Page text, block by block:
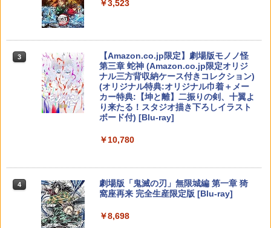
ch2】 POT-P-AAF6C
￥7,757
ポケモン 【Switch2】ぽこ あ ポケモン
[POT-P-AAB5A NSW2 ポコ ア ポケモン]
￥7,880
【特典】ほの暮しの庭 switch2版(【初
お役立ちセット)
￥3,484
【中古】ドラゴンクエストX 目覚めし五
つの種族 オフラインソフト:プレイステ
ーション5ソフト／ロールプレイング・
ゲーム
STRASSE キャスター8個セット レーシ
ングコックピット[RCZ01/RCZ02]に取付
可 ストッパー付き 固定 移動 ハンコン設
3
【中古】ポケパーク2 ~Beyond the Wor
￥483
【SFC互換機/SFC用】連コン16＜レッド
スイッチ2かわいい Nintendo 対応 スイ
産限定版 ブックレット・イラストカー
督】
￥1,926
【中古】【Blu−ray】To LOVEる−とら
ぶる−ダークネス 2nd 第2巻 初回生
産限定版 ブックレット・イラストカー
督】
￥3,687
3 Nintendo Switch 2(日本語・国内専用)
￥56,068
ニンテンドープリペイド番号 9000円|オ
ンラインコード版
￥9,000
ニンテンドープリペイド番号 5000円|オ
ンラインコード版
￥7,286
3
【純正品】ディスクドライブ(CFI-ZDD1
J) PlayStation 5
￥11,849
トローラー ミッドナイト ブラック(CFI-
【純正品】DualSense ワイヤレスコン
3
【純正品】Xbox ワイヤレス コントロー
￥8,020
【純正品】Xbox 充電式バッテリー + US
B-C ケーブル
￥2,618
【国内正規品】Thrustmaster スラスト
S5、PS5 Pro、Xbox One、Xbox Serie
￥3,523
3
【Amazon.co.jp限定】劇場版モノノ怪
第三章 蛇神 (Amazon.co.jp限定オリジ
ナル三方背収納ケース付きコレクション)
(オリジナル特典:オリジナル巾着＋メー
カー特典:【坤と離】二振りの剣、十翼よ
り来たる！スタジオ描き下ろしイラスト
ボード付) [Blu-ray]
￥10,780
4
劇場版「鬼滅の刃」無限城編 第一章 猗
窩座再来 完全生産限定版 [Blu-ray]
￥8,698